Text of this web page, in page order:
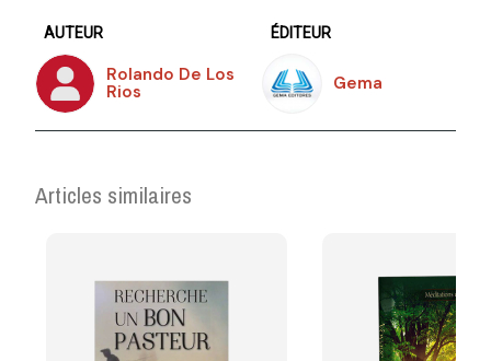
AUTEUR
Rolando De Los
Rios
ÉDITEUR
Gema
Articles similaires